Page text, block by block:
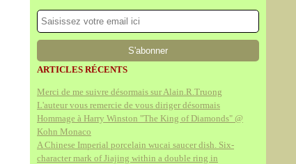
ARTICLES RÉCENTS
Merci de me suivre désormais sur Alain.R.Truong
L'auteur vous remercie de vous diriger désormais
Hommage à Harry Winston "The King of Diamonds" @
Kohn Monaco
A Chinese Imperial porcelain wucai saucer dish. Six-
character mark of Jiajing within a double ring in